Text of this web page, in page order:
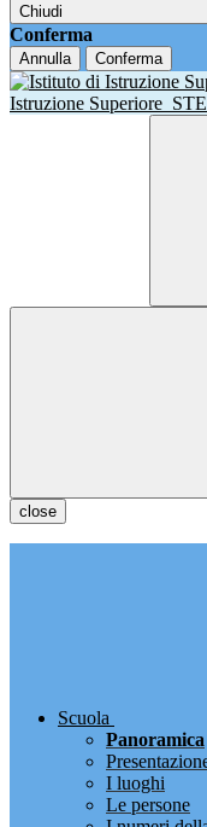
Chiudi
Conferma
Annulla Conferma
Istruzione Superiore
close
Scuola
Panoramica
I luoghi
Le persone